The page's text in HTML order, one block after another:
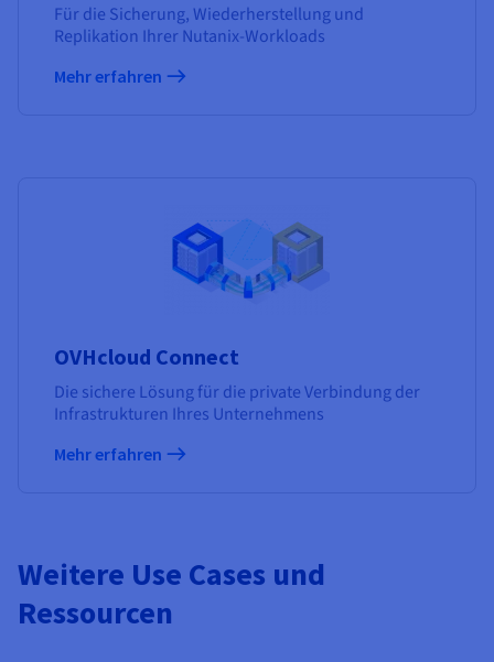
Für die Sicherung, Wiederherstellung und
Replikation Ihrer Nutanix-Workloads
Mehr erfahren
OVHcloud Connect
Die sichere Lösung für die private Verbindung der
Infrastrukturen Ihres Unternehmens
Mehr erfahren
Weitere Use Cases und
Ressourcen